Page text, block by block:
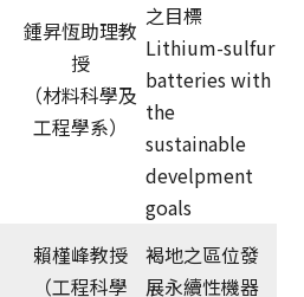
鍾昇恆助理教
授
（材料科學及
工程學系）
之目標
Lithium-sulfur
batteries with
the
sustainable
develpment
goals
賴槿峰教授
（工程科學
褐地之區位發
展永續性機器